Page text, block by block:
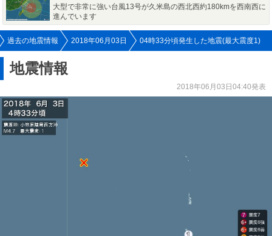
大型で非常に強い台風13号が久米島の西北西約180kmを西南西に
進んでいます
過去の地震情報 2018年06月03日 04時33分頃発生した地震(最大震度1)
地震情報
2018年06月03日04:40発表